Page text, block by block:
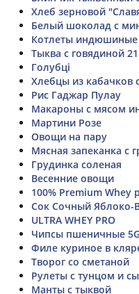
Хлеб зерновой
Белый шоколад с
Котлеты
Тыква с говядиной
Голубці
Хлебцы из кабачков
Рис Гаджар Пулау
Макароны с мясом
Мартини Розе
Овощи на пару
Мясная запеканка с
Грудинка соленая
Весенние овощи
100% Premium Whey
Сок Сочный
ULTRA WHEY PRO
Чипсы пшеничные
Филе куриное в
Творог со сметаной
Рулеты с тунцом и
Манты с тыквой